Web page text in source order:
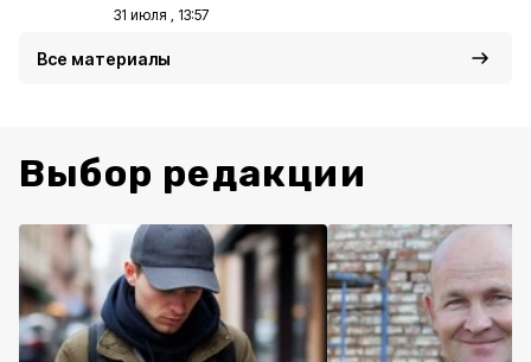
31 июля , 13:57
Все материалы
Выбор редакции